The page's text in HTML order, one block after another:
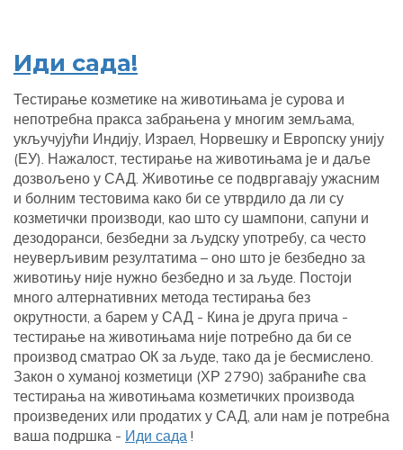
Иди сада!
Тестирање козметике на животињама је сурова и
непотребна пракса забрањена у многим земљама,
укључујући Индију, Израел, Норвешку и Европску унију
(ЕУ). Нажалост, тестирање на животињама је и даље
дозвољено у САД. Животиње се подвргавају ужасним
и болним тестовима како би се утврдило да ли су
козметички производи, као што су шампони, сапуни и
дезодоранси, безбедни за људску употребу, са често
неуверљивим резултатима – оно што је безбедно за
животињу није нужно безбедно и за људе. Постоји
много алтернативних метода тестирања без
окрутности, а барем у САД - Кина је друга прича -
тестирање на животињама није потребно да би се
производ сматрао ОК за људе, тако да је бесмислено.
Закон о хуманој козметици (ХР 2790) забраниће сва
тестирања на животињама козметичких производа
произведених или продатих у САД, али нам је потребна
ваша подршка - Иди сада !